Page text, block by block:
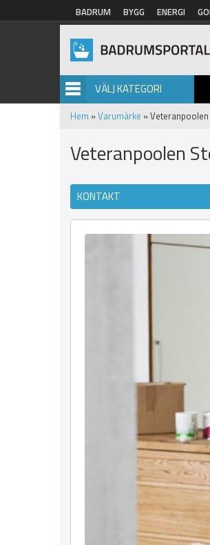
Hoppa till huvudinnehåll
BADRUM BYGG ENERGI
VÄLJ KATEGORI
Hem »Varumärke »
Veteranpoolen
KONTAKT